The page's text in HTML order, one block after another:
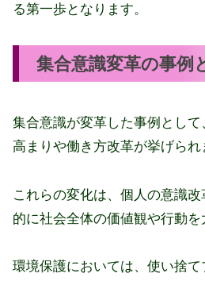
る第一歩となります。
集合意識変革の事例
集合意識が変革した事例とし
高まりや働き方改革が挙げられ
これらの変化は、個人の意識
的に社会全体の価値観や行動を
環境保護においては、使い捨